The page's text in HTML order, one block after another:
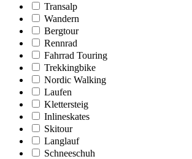
Transalp
Wandern
Bergtour
Rennrad
Fahrrad Touring
Trekkingbike
Nordic Walking
Laufen
Klettersteig
Inlineskates
Skitour
Langlauf
Schneeschuh